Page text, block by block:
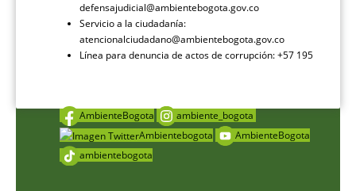
defensajudicial@ambientebogota.gov.co
Servicio a la ciudadanía:
atencionalciudadano@ambientebogota.gov.co
Línea para denuncia de actos de corrupción: +57 195
AmbienteBogota
ambiente_bogota
Ambientebogota
AmbienteBogota
ambientebogota